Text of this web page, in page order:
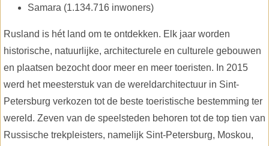
Samara (1.134.716 inwoners)
Rusland is hét land om te ontdekken. Elk jaar worden
historische, natuurlijke, architecturele en culturele gebouwen
en plaatsen bezocht door meer en meer toeristen. In 2015
werd het meesterstuk van de wereldarchitectuur in Sint-
Petersburg verkozen tot de beste toeristische bestemming ter
wereld. Zeven van de speelsteden behoren tot de top tien van
Russische trekpleisters, namelijk Sint-Petersburg, Moskou,